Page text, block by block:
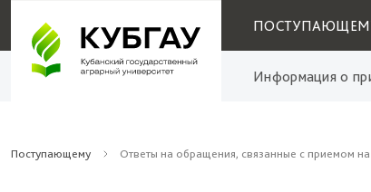
Информация о
Поступающему Ответы на обращения, связанные с приемом